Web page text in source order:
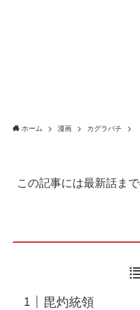
ホーム 漫画 カグラバチ
この記事には最新話ま
毘灼統領